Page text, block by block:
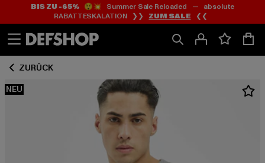
Zum
Inhalt
springen
Zum
Fußzeile
springen
BIS ZU -65%😲💥 Summer Sale Reloaded — absolute
RABATTESKALATION ❯❯ ZUM SALE ❮❮
ZURÜCK
NEU